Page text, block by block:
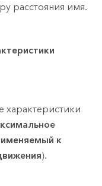
расстояния имя.
характеристики
к
).